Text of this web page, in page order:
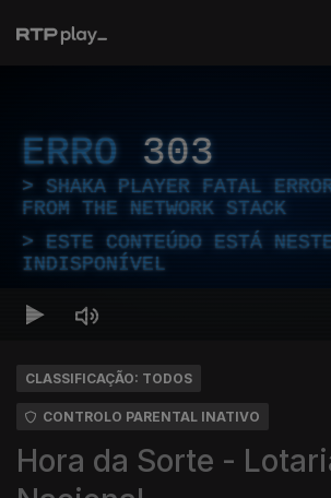
ERRO 303
SHAKA PLAYER FATAL
FROM THE NETWORK STACK
ESTE CONTEÚDO ESTÁ
INDISPONÍVEL
CLASSIFICAÇÃO: TODOS
CONTROLO PARENTAL INATIVO
Hora da Sorte -